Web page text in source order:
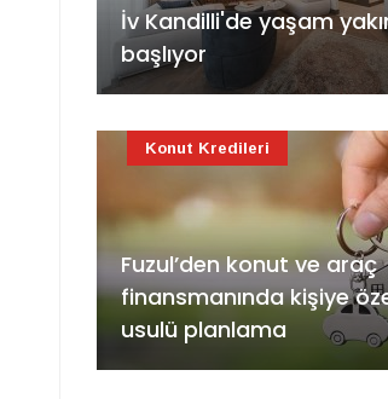
İv Kandilli'de yaşam
başlıyor
Fuzul’den konut ve araç
finansmanında kişiye
usulü planlama
Konut Kredileri